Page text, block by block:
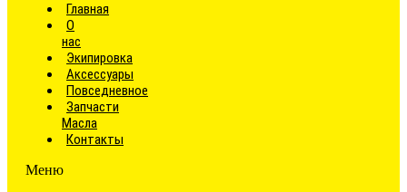
Главная
О
нас
Экипировка
Аксессуары
Повседневное
Запчасти
Масла
Контакты
Меню